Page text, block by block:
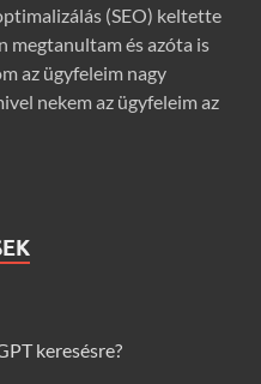
(SEO) keltette
megtanultam és azóta is
az ügyfeleim nagy
nekem az ügyfeleim az
keresésre?